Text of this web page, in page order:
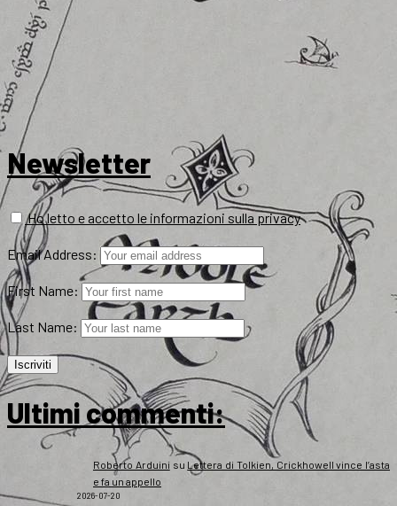
Newsletter
Ho letto e accetto le informazioni sulla privacy
Email Address:
First Name:
Last Name:
Ultimi commenti:
Roberto Arduini su Lettera di Tolkien, Crickhowell vince l’asta
e fa un appello
2026-07-20